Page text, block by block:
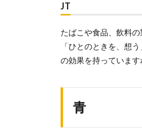
用し
業例
3.2.1.
ヤマハ
ガンホ
ANNA
JT
たばこや食品、飲料
「ひとのときを、想
の効果を持っています
青